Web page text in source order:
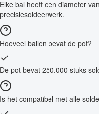
Elke bal heeft een diameter
precisiesoldeerwerk.
Hoeveel ballen bevat de pot?
De pot bevat 250.000 stuks
Is het compatibel met alle